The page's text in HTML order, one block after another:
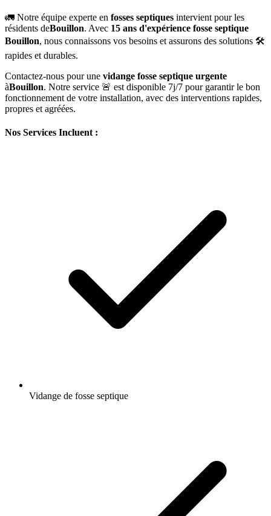
🚛 Notre équipe experte en fosses septiques intervient pour les
résidents deBouillon. Avec 15 ans d'expérience fosse septique
Bouillon, nous connaissons vos besoins et assurons des solutions 🛠️
rapides et durables.
Contactez-nous pour une vidange fosse septique urgente
àBouillon. Notre service 🚨 est disponible 7j/7 pour garantir le bon
fonctionnement de votre installation, avec des interventions rapides,
propres et agréées.
Nos Services Incluent :
Vidange de fosse septique